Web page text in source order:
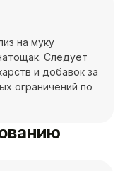
на муку
Следует
и добавок за
ограничений по